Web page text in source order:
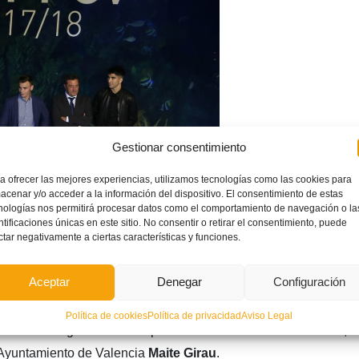
Gestionar consentimiento
ofrecer las mejores experiencias, utilizamos tecnologías como las cookies para
y/o acceder a la información del dispositivo. El consentimiento de estas
nos permitirá procesar datos como el comportamiento de navegación o
únicas en este sitio. No consentir o retirar el consentimiento, puede
negativamente a ciertas características y funciones.
Aceptar Denegar Configuración
Política de cookiesPolítica de privacidadAviso Legal
la FFCV, y así grandes nombres del pasado y el presente
del Oceanogràfic comoRubén Baraja, Voro, Ferran
. El presidente de la FFCV, Salvador Gomar, recibió a
de Valencia Maite Girau.